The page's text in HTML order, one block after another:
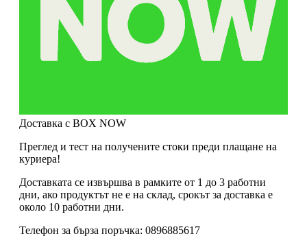
Доставка с BOX NOW
Преглед и тест на получените стоки преди плащане на
куриера!
Доставката се извършва в рамките от 1 до 3 работни
дни, ако продуктът не е на склад, срокът за доставка е
около 10 работни дни.
Телефон за бърза поръчка: 0896885617